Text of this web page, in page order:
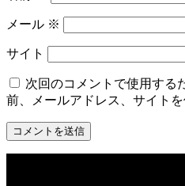
メール ※
サイト
次回のコメントで使用する
前、メールアドレス、サイトを